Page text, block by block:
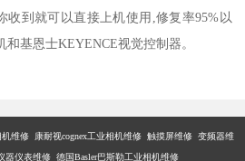
收到就可以直接上机使用,修复率95%以
基恩士KEYENCE视觉控制器。
维修 康耐视cognex工业相机维修 触摸屏维修 变频器维
仪表维修 德国Basler巴斯勒工业相机维修